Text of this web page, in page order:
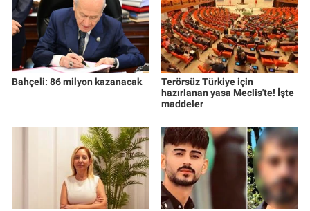
Bahçeli: 86 milyon kazanacak
Terörsüz Türkiye için
hazırlanan yasa Meclis'te! İşte
maddeler